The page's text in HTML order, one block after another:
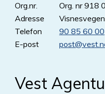
Org.nr.
Org. nr 918
Adresse
Telefon
90 85 60 00
E-post
post@
Vest